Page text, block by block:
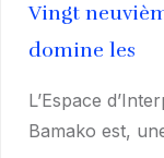
Vingt
domine les
L’Espace
Bamako est,